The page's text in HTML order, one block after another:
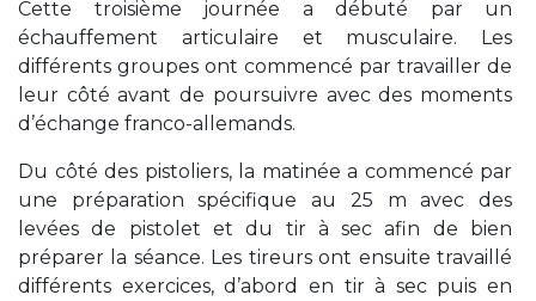
Cette troisième journée a débuté par un
échauffement articulaire et musculaire. Les
différents groupes ont commencé par travailler de
leur côté avant de poursuivre avec des moments
d’échange franco-allemands.
Du côté des pistoliers, la matinée a commencé par
une préparation spécifique au 25 m avec des
levées de pistolet et du tir à sec afin de bien
préparer la séance. Les tireurs ont ensuite travaillé
différents exercices, d’abord en tir à sec puis en